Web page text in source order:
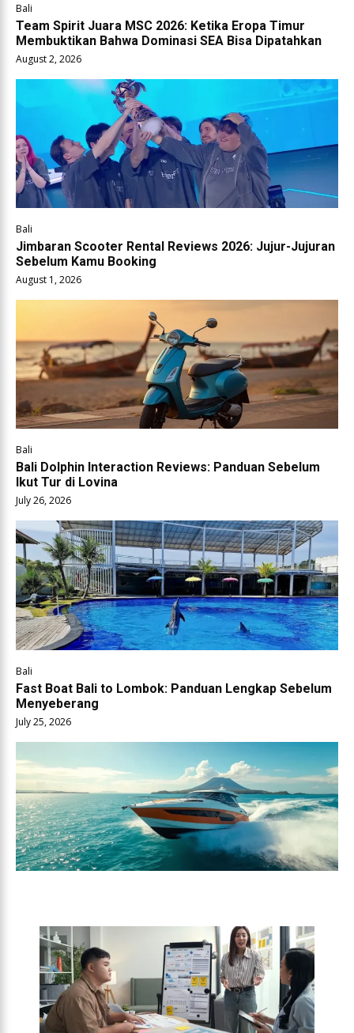
Bali
Team Spirit Juara MSC 2026: Ketika Eropa Timur
Membuktikan Bahwa Dominasi SEA Bisa Dipatahkan
August 2, 2026
Bali
Jimbaran Scooter Rental Reviews 2026: Jujur-Jujuran
Sebelum Kamu Booking
August 1, 2026
Bali
Bali Dolphin Interaction Reviews: Panduan Sebelum
Ikut Tur di Lovina
July 26, 2026
Bali
Fast Boat Bali to Lombok: Panduan Lengkap Sebelum
Menyeberang
July 25, 2026